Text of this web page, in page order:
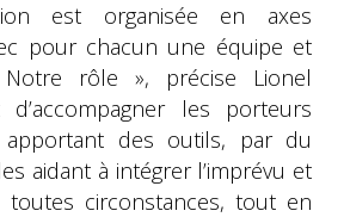
est organisée en axes
pour chacun une équipe et
rôle », précise Lionel
les porteurs
apportant des outils, par du
aidant à intégrer l’imprévu et
toutes circonstances, tout en